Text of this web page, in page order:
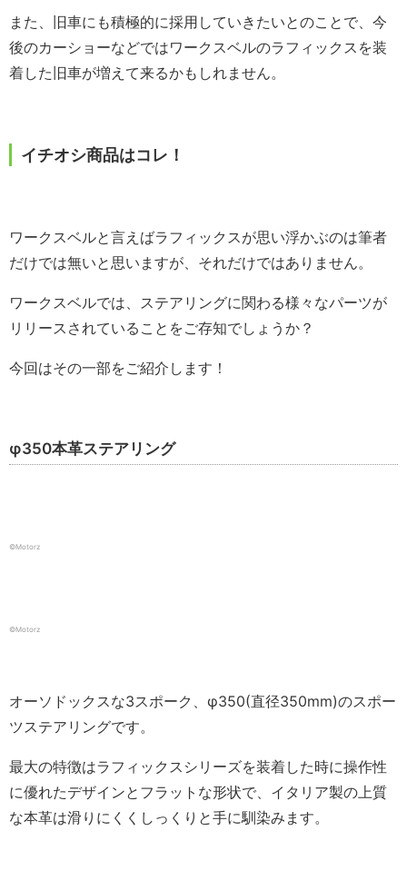
また、旧車にも積極的に採用していきたいとのことで、今
後のカーショーなどではワークスベルのラフィックスを装
着した旧車が増えて来るかもしれません。
イチオシ商品はコレ！
ワークスベルと言えばラフィックスが思い浮かぶのは筆者
だけでは無いと思いますが、それだけではありません。
ワークスベルでは、ステアリングに関わる様々なパーツが
リリースされていることをご存知でしょうか？
今回はその一部をご紹介します！
φ350本革ステアリング
©️Motorz
©️Motorz
オーソドックスな3スポーク、φ350(直径350mm)のスポー
ツステアリングです。
最大の特徴はラフィックスシリーズを装着した時に操作性
に優れたデザインとフラットな形状で、イタリア製の上質
な本革は滑りにくくしっくりと手に馴染みます。